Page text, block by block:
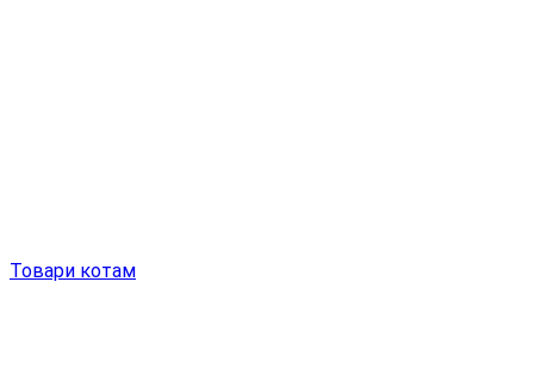
Товари котам